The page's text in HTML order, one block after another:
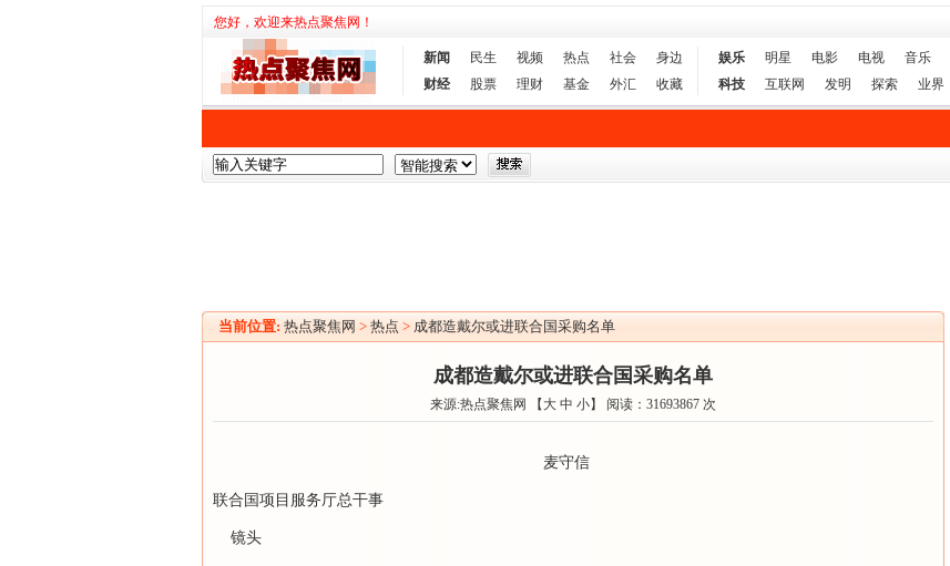
您好，欢迎来热点聚焦网！
新闻 民生 视频 热点 社会
身边
财经
股票 理财 基金 外汇 收藏
娱乐 明星 电影 电视 音乐
科技
互联网 发明 探索 业界
当前位置: 热点聚焦网 > 热点 > 成都造戴尔或进联合国采购名单
成都造戴尔或进联合国采购名单
来源:热点聚焦网 【 大 中 小】 阅读： 31693867 次
麦守信
联合国项目服务厅总干事
镜头